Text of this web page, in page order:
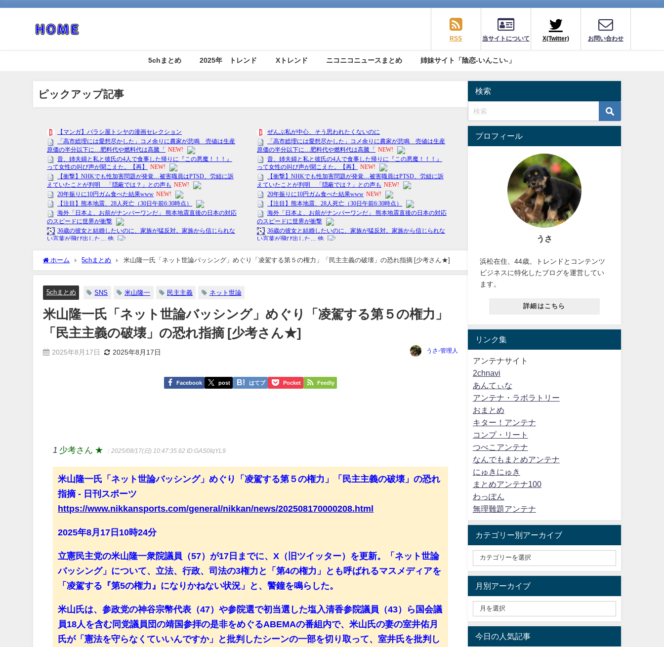
RSS 当サイトについて X(Twitter) お問い合わせ
5chまとめ 2025年 トレンド Xトレンド ニコニコニュースまとめ 姉妹サイト「陰恋-いんこい-」
ピックアップ記事
ホーム 5chまとめ 米山隆一氏「ネット世論バッシング」めぐり「凌駕する第５の権力」「民主主義の破壊」の恐れ指摘 [少考さん★]
5chまとめ SNS 米山隆一 民主主義 ネット世論
米山隆一氏「ネット世論バッシング」めぐり「凌駕する第５の権力」
「民主主義の破壊」の恐れ指摘 [少考さん★]
2025年8月17日 2025年8月17日 うさ-管理人
Facebook post はてブ Pocket Feedly
1 少考さん ★ ：2025/08/17(日) 10:47:35.62ID:GAS0IqYL9
米山隆一氏「ネット世論バッシング」めぐり「凌駕する第５の権力」「民主主義の破壊」の恐れ
指摘 - 日刊スポーツ
https://www.nikkansports.com/general/nikkan/news/202508170000208.html
2025年8月17日10時24分
立憲民主党の米山隆一衆院議員（57）が17日までに、X（旧ツイッター）を更新。「ネット世論
バッシング」について、立法、行政、司法の3権力と「第4の権力」とも呼ばれるマスメディアを
「凌駕する『第5の権力』になりかねない状況」と、警鐘を鳴らした。
米山氏は、参政党の神谷宗幣代表（47）や参院選で初当選した塩入清香参院議員（43）ら国会議
員18人を含む同党議員団の靖国参拝の是非をめぐるABEMAの番組内で、米山氏の妻の室井佑月
氏が「憲法を守らなくていいんですか」と批判したシーンの一部を切り取って、室井氏を批判し
検索
プロフィール
うさ
浜松在住、44歳。トレンドとコンテンツ
ビジネスに特化したブログを運営してい
ます。
詳細はこちら
リンク集
アンテナサイト
2chnavi
あんてぃな
アンテナ・ラボラトリー
おまとめ
キター！アンテナ
コンプ・リート
つべこアンテナ
なんでもまとめアンテナ
にゅきにゅき
まとめアンテナ100
わっぽん
無理難題アンテナ
カテゴリー別アーカイブ
月別アーカイブ
今日の人気記事